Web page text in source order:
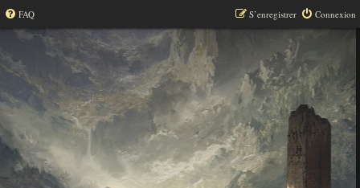
FAQ Connexion
S’enregistrer